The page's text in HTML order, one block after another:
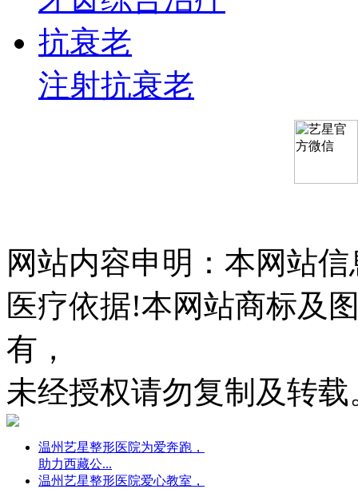
抗衰老
注射抗衰老
网站内容申明：本网站
医疗依据!本网站商标及
有，
未经授权请勿复制及转
温州艺星整形医院为爱奔跑，
助力西藏公...
温州艺星整形医院爱心教室，